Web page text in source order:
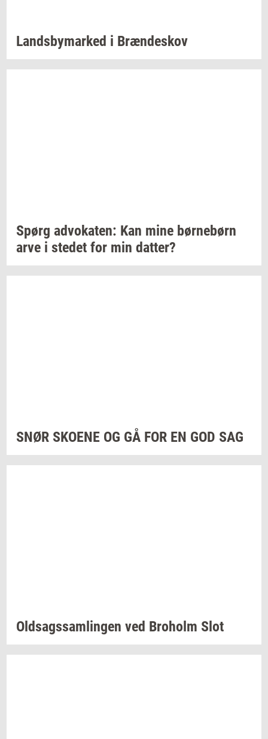
Lands­by­mar­ked i Bræn­de­skov
Spørg ad­vo­ka­ten: Kan mine bør­ne­børn
arve i ste­det for min dat­ter?
SNØR SKO­E­NE OG GÅ FOR EN GOD SAG
Oldsags­sam­lin­gen ved Bro­holm Slot